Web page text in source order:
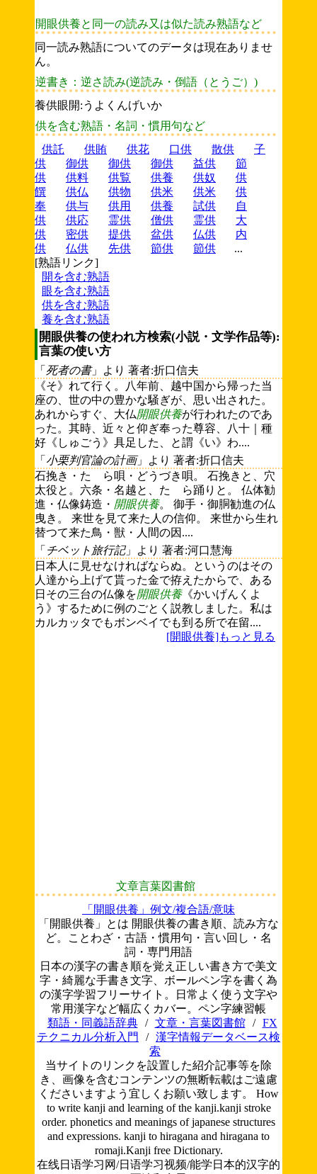
開眼供養と同一の読み又は似た読み熟語など
同一読み熟語についてのデータは現在ありませ
ん。
逆書き：逆さ読み(逆読み・倒語（とうご）)
養供眼開:うよくんげいか
供を含む熟語・名詞・慣用句など
供託
供賄 供花 口供 散供
子
供
御供 御供 御供 益供
節
供
供料 供覧 供養 供奴
供
饌
供仏 供物 供米 供米
供
奉
供与 供用 供養 試供
自
供
供応 霊供 僧供 霊供
大
供
密供 提供 盆供 仏供
内
供
仏供 先供 節供 節供
...
[熟語リンク]
開を含む熟語
眼を含む熟語
供を含む熟語
養を含む熟語
開眼供養の使われ方検索(小説・文学作品等):
言葉の使い方
「 死者の書」より 著者:折口信夫
《そ》れて行く。八年前、越中国から帰った当
座の、世の中の豊かな騒ぎが、思い出された。
あれからすぐ、大仏開眼供養が行われたのであ
った。其時、近々と仰ぎ奉った尊容、八十｜種
好《しゅごう》具足した、と謂《い》わ....
「 小栗判官論の計画」より 著者:折口信夫
石挽き・たゝら唄・どうづき唄。 石挽きと、穴
太役と。六条・名越と、たゝら踊りと。 仏体勧
進・仏像鋳造・ 開眼供養。 御手・御胴勧進の仏
曳き。 来世を見て来た人の信仰。 来世から生れ
替つて来た鳥・獣・人間の因....
「 チベット旅行記」より 著者:河口慧海
日本人に見せなければならぬ。というのはその
人達から上げて貰った金で拵えたからで、ある
日その三台の仏像を開眼供養《かいげんくよ
う》するために例のごとく説教しました。私は
カルカッタでもボンベイでも到る所で在留....
[開眼供養]もっと見る
文章言葉図書館
「開眼供養」例文/複合語/意味
「開眼供養」とは 開眼供養の書き順、読み方な
ど。ことわざ・古語・慣用句・言い回し・名
詞・専門用語
日本の漢字の書き順を覚え正しい書き方で美文
字・綺麗な手書き文字、ボールペン字を書く為
の漢字学習フリーサイト。日常よく使う文字や
常用漢字など幅広くカバー。ペン字練習帳
類語・同義語辞典
/ 文章・言葉図書館 /
FX
テクニカル分析入門
/ 漢字情報データベース検
索
当サイトのリンクを設置した紹介記事等を除
き、画像を含むコンテンツの無断転載はご遠慮
くださいますよう宜しくお願い致します。 How
to write kanji and learning of the kanji.kanji stroke
order. phonetics and meanings of japanese structures
and expressions. kanji to hiragana and hiragana to
romaji.Kanji free Dictionary.
在线日语学习网/日语学习视频/能学日本的汉字的